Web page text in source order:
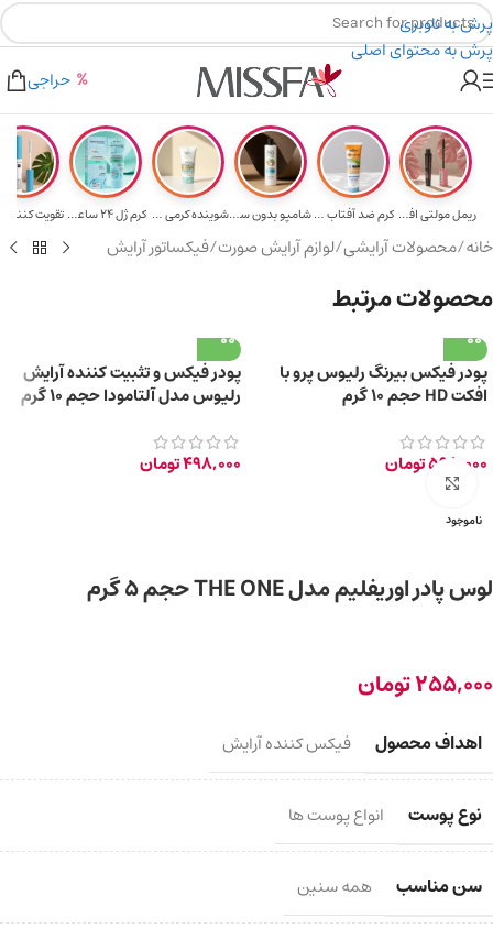
پرش به ناوبری
پرش به محتوای اصلی
۲٪ تخفیف روی سبد خرید برای روش کارت به کارت
هدیه برای خرید های بالای ۵ میلیون تومن
حراجی
ریمل مولتی افکت... کرم ضد آفتاب حا... شامپو بدون سولف... شوینده کرمی صور... کرم ژل ۲۴ ساعته... تقویت‌ کننده
خانه/محصولات آرایشی/لوازم آرایش صورت/فیکساتور آرایش
محصولات مرتبط
پودر فیکس بیرنگ رلیوس پرو با
افکت HD حجم 10 گرم
598,000تومان
پودر فیکس و تثبیت کننده آرایش
رلیوس مدل آلتامودا حجم 10 گرم
498,000تومان
ناموجود
برای بزرگ‌نمایی کلیک کنید
لوس پادر اوریفلیم مدل THE ONE حجم 5 گرم
255,000تومان
اهداف محصول فیکس کننده آرایش
نوع پوست انواع پوست ها
سن مناسب همه سنین